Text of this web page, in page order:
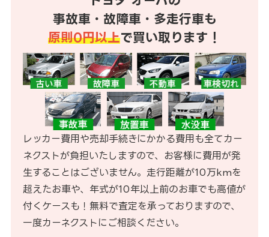
事故車・故障車・多走行車も
原則0円以上で買い取ります！
レッカー費用や売却手続きにかかる費用も全てカー
ネクストが負担いたしますので、お客様に費用が発
生することはございません。走行距離が10万kmを
超えたお車や、年式が10年以上前のお車でも高値が
付くケースも！無料で査定を承っておりますので、
一度カーネクストにご相談ください。